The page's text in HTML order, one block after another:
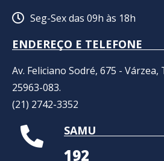
Seg-Sex das 09h às 18h
ENDEREÇO E TELEFONE
Av. Feliciano Sodré, 675 - Várzea,
25963-083.
(21) 2742-3352​
SAMU
192